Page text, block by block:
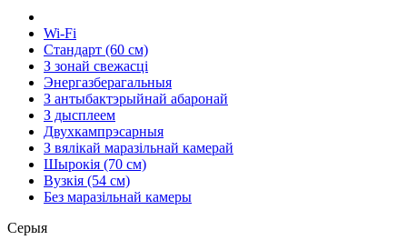
Wi-Fi
Стандарт (60 см)
З зонай свежасці
Энергазберагальныя
З антыбактэрыйнай абаронай
З дысплеем
Двухкампрэсарныя
З вялікай маразільнай камерай
Шырокія (70 см)
Вузкія (54 см)
Без маразільнай камеры
Серыя